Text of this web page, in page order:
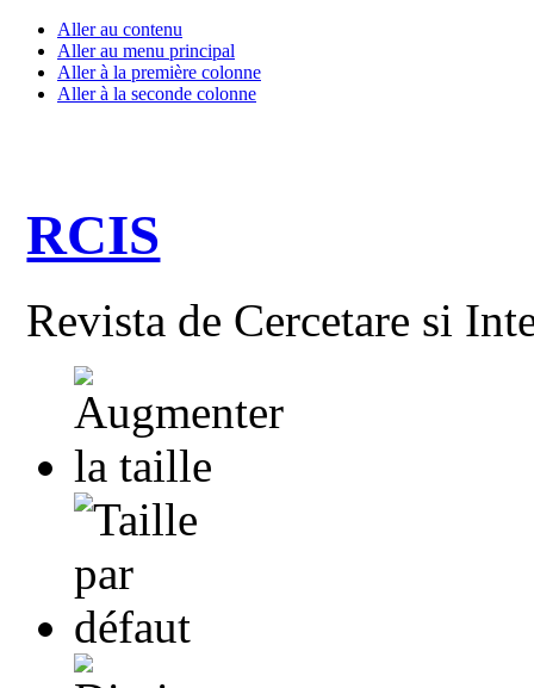
Aller au contenu
Aller au menu principal
Aller à la première colonne
Aller à la seconde colonne
RCIS
Revista de Cercetare si